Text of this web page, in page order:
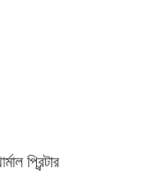
প্রিন্টার